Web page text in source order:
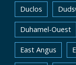
Duclos
Duhamel-Ouest
East Angus